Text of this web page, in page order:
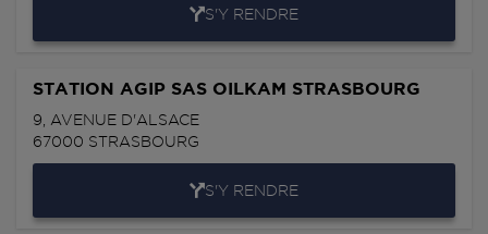
S'Y RENDRE
STATION AGIP SAS OILKAM STRASBOURG
9, AVENUE D'ALSACE
67000 STRASBOURG
S'Y RENDRE